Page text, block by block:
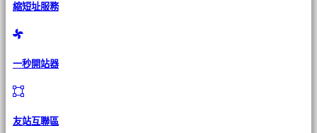
縮短址服務
一秒開站器
友站互聯區